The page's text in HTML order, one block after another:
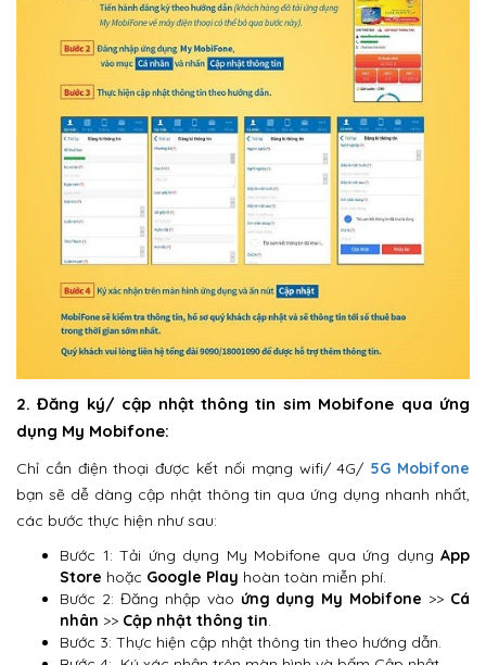
2. Đăng ký/ cập nhật thông tin sim Mobifone qua ứng
dụng My Mobifone:
Chỉ cần điện thoại được kết nối mạng wifi/ 4G/ 5G Mobifone
bạn sẽ dễ dàng cập nhật thông tin qua ứng dụng nhanh nhất,
các bước thực hiện như sau:
Bước 1: Tải ứng dụng My Mobifone qua ứng dụng App
Store hoặc Google Play hoàn toàn miễn phí.
Bước 2: Đăng nhập vào ứng dụng My Mobifone >> Cá
nhân >> Cập nhật thông tin.
Bước 3: Thực hiện cập nhật thông tin theo hướng dẫn.